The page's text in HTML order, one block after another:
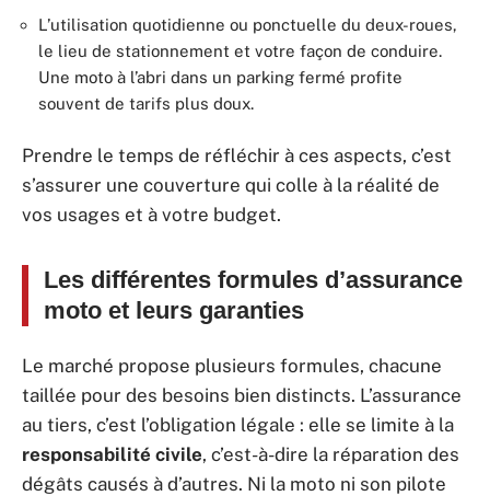
L’utilisation quotidienne ou ponctuelle du deux-roues,
le lieu de stationnement et votre façon de conduire.
Une moto à l’abri dans un parking fermé profite
souvent de tarifs plus doux.
Prendre le temps de réfléchir à ces aspects, c’est
s’assurer une couverture qui colle à la réalité de
vos usages et à votre budget.
Les différentes formules d’assurance
moto et leurs garanties
Le marché propose plusieurs formules, chacune
taillée pour des besoins bien distincts. L’assurance
au tiers, c’est l’obligation légale : elle se limite à la
responsabilité civile, c’est-à-dire la réparation des
dégâts causés à d’autres. Ni la moto ni son pilote